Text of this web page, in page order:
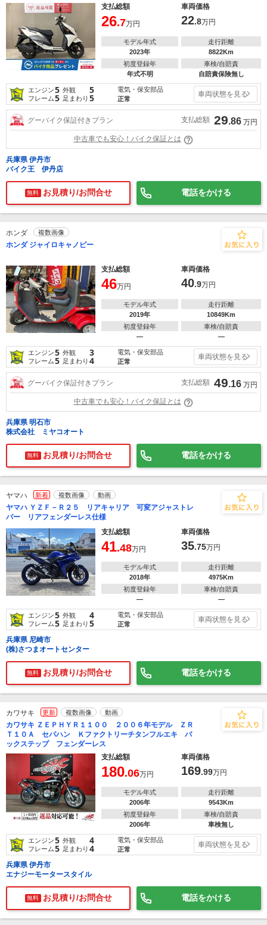
支払総額 車両価格
26.7万円 22.8万円
モデル年式
2023年
走行距離
8822Km
初度登録年
年式不明
車検/自賠責
自賠責保険無し
エンジン5 外観 5
フレーム5 足まわり 5
電気・保安部品
正常
車両状態を見る
グーバイク保証付きプラン 支払総額 29.86 万円
中古車でも安心！バイク保証とは
兵庫県 伊丹市
バイク王 伊丹店
無料 お見積り/お問合せ 電話をかける
ホンダ 複数画像
ホンダ ジャイロキャノピー
支払総額 車両価格
46万円 40.9万円
モデル年式
2019年
走行距離
10849Km
初度登録年
―
車検/自賠責
―
エンジン5 外観 3
フレーム5 足まわり 4
電気・保安部品
正常
車両状態を見る
グーバイク保証付きプラン 支払総額 49.16 万円
中古車でも安心！バイク保証とは
兵庫県 明石市
株式会社 ミヤコオート
無料 お見積り/お問合せ 電話をかける
ヤマハ 新着 複数画像 動画
ヤマハ ＹＺＦ－Ｒ２５ リアキャリア 可変アジャストレ
バー リアフェンダーレス仕様
支払総額
車両価格
41.48万円 35.75万円
モデル年式
2018年
走行距離
4975Km
初度登録年
―
車検/自賠責
―
エンジン5 外観 4
フレーム5 足まわり 5
電気・保安部品
正常
車両状態を見る
兵庫県 尼崎市
(株)さつまオートセンター
無料 お見積り/お問合せ 電話をかける
カワサキ 更新 複数画像 動画
カワサキ ＺＥＰＨＹＲ１１００ ２００６年モデル ＺＲ
Ｔ１０Ａ セパハン Ｋファクトリーチタンフルエキ バ
ックステップ フェンダーレス
支払総額
車両価格
180.06万円 169.99万円
モデル年式
2006年
走行距離
9543Km
初度登録年
2006年
車検/自賠責
車検無し
エンジン5 外観 4
フレーム5 足まわり 4
電気・保安部品
正常
車両状態を見る
兵庫県 伊丹市
エナジーモータースタイル
無料 お見積り/お問合せ 電話をかける